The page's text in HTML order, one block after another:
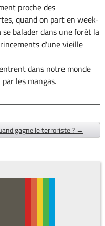
proche des
quand on part en week-
balader dans une forêt la
d'une vieille
dans notre monde
les mangas.
gagne le terroriste ? →